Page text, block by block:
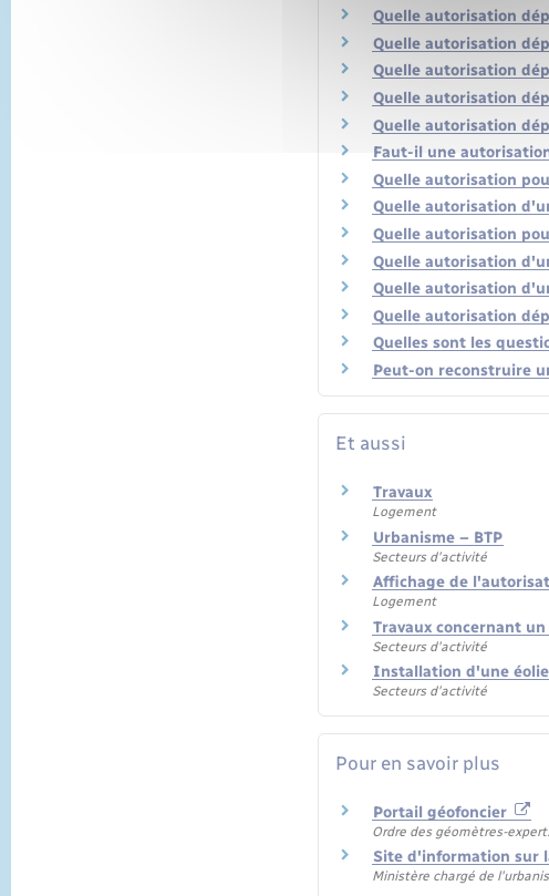
Quelle autorisation
Quelle autorisation
Quelle autorisation
Quelle autorisation
Quelle autorisation
Faut-il une
Quelle autorisation
Quelle autorisation
Quelle autorisation
Quelle autorisation
Quelle autorisation
Quelle autorisation
Quelles sont les
Peut-on reconstruire
Et aussi
Travaux
Logement
Urbanisme – BTP
Secteurs d'activité
Affichage de
Logement
Travaux concernant
Secteurs d'activité
Installation d'une
Secteurs d'activité
Pour en savoir plus
Portail géofoncier
Ordre des géomètres-
Site d'information sur
Ministère chargé de